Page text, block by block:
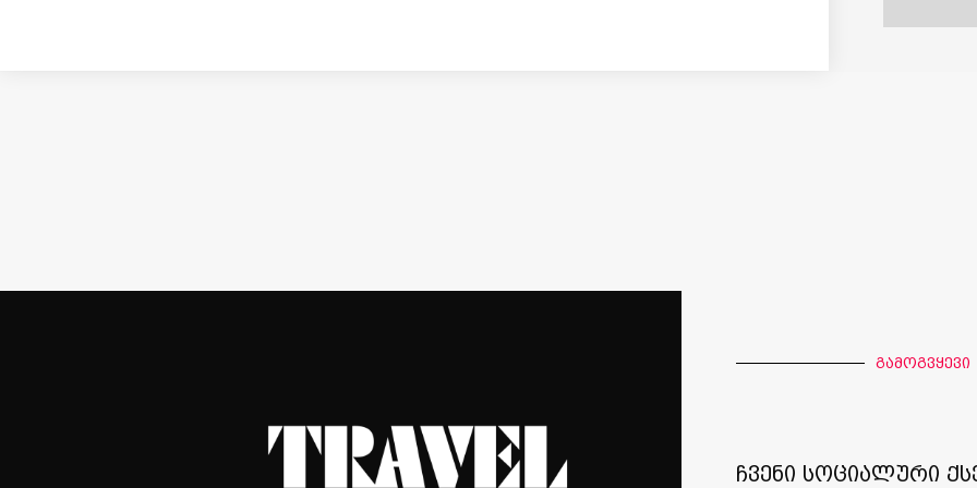
გამოგვყევი
ჩვენი სოციალური